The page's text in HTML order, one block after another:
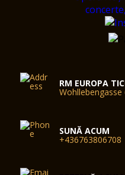
RM EUROPA
SUNĂ ACUM
+436763806708